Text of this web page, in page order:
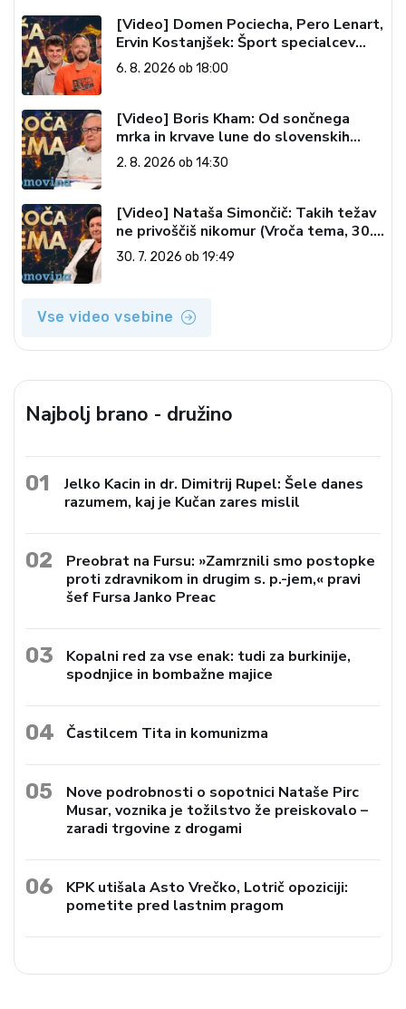
[Video] Domen Pociecha, Pero Lenart,
Ervin Kostanjšek: Šport specialcev
(Vroča tema, 6. 8. 2026)
6. 8. 2026 ob 18:00
[Video] Boris Kham: Od sončnega
mrka in krvave lune do slovenskih
pečatov v vesolju (Vroča tema, 2. 8.
2026)
2. 8. 2026 ob 14:30
[Video] Nataša Simončič: Takih težav
ne privoščiš nikomur (Vroča tema, 30.
7. 2026)
30. 7. 2026 ob 19:49
Vse video vsebine
Najbolj brano - družino
01
Jelko Kacin in dr. Dimitrij Rupel: Šele danes
razumem, kaj je Kučan zares mislil
02
Preobrat na Fursu: »Zamrznili smo postopke
proti zdravnikom in drugim s. p.-jem,« pravi
šef Fursa Janko Preac
03
Kopalni red za vse enak: tudi za burkinije,
spodnjice in bombažne majice
04 Častilcem Tita in komunizma
05
Nove podrobnosti o sopotnici Nataše Pirc
Musar, voznika je tožilstvo že preiskovalo –
zaradi trgovine z drogami
06
KPK utišala Asto Vrečko, Lotrič opoziciji:
pometite pred lastnim pragom